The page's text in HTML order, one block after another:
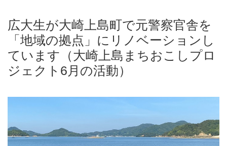
広大生が大崎上島町で元警察官舎を
「地域の拠点」にリノベーションし
ています（大崎上島まちおこしプロ
ジェクト6月の活動）